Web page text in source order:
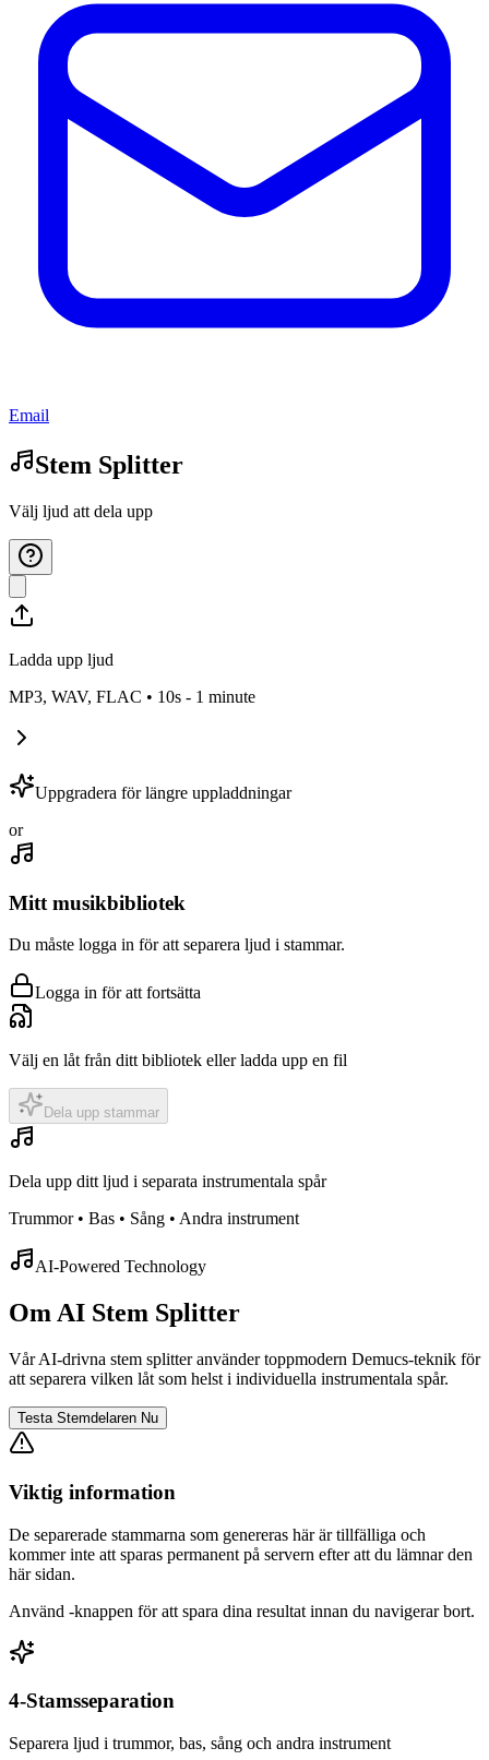
Email
Stem Splitter
Välj ljud att dela upp
Ladda upp ljud
MP3, WAV, FLAC • 10s - 1 minute
Uppgradera för längre uppladdningar
or
Mitt musikbibliotek
Du måste logga in för att separera ljud i stammar.
Logga in för att fortsätta
Välj en låt från ditt bibliotek eller ladda upp en fil
Dela upp stammar
Dela upp ditt ljud i separata instrumentala spår
Trummor • Bas • Sång • Andra instrument
AI-Powered Technology
Om AI Stem Splitter
Vår AI-drivna stem splitter använder toppmodern Demucs-teknik för
att separera vilken låt som helst i individuella instrumentala spår.
Testa Stemdelaren Nu
Viktig information
De separerade stammarna som genereras här är tillfälliga och
kommer inte att sparas permanent på servern efter att du lämnar den
här sidan.
Använd -knappen för att spara dina resultat innan du navigerar bort.
4-Stamsseparation
Separera ljud i trummor, bas, sång och andra instrument